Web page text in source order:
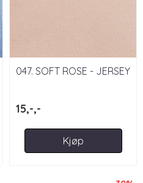
047. SOFT ROSE - JERSEY
15,-,-
Kjøp